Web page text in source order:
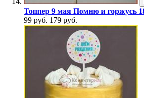
Топпер 9 мая Помню и горжусь
99 руб. 179 руб.